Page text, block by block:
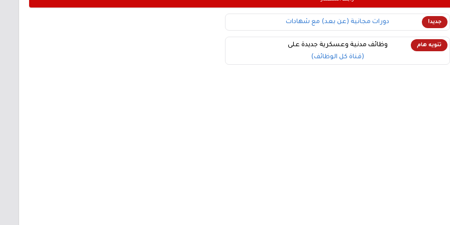
جديد! دورات مجانية (عن بعد) مع شهادات
تنويه هام
وظائف مدنية وعسكرية جديدة على
(قناة كل الوظائف)